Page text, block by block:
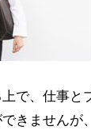
で、仕事と
きませんが